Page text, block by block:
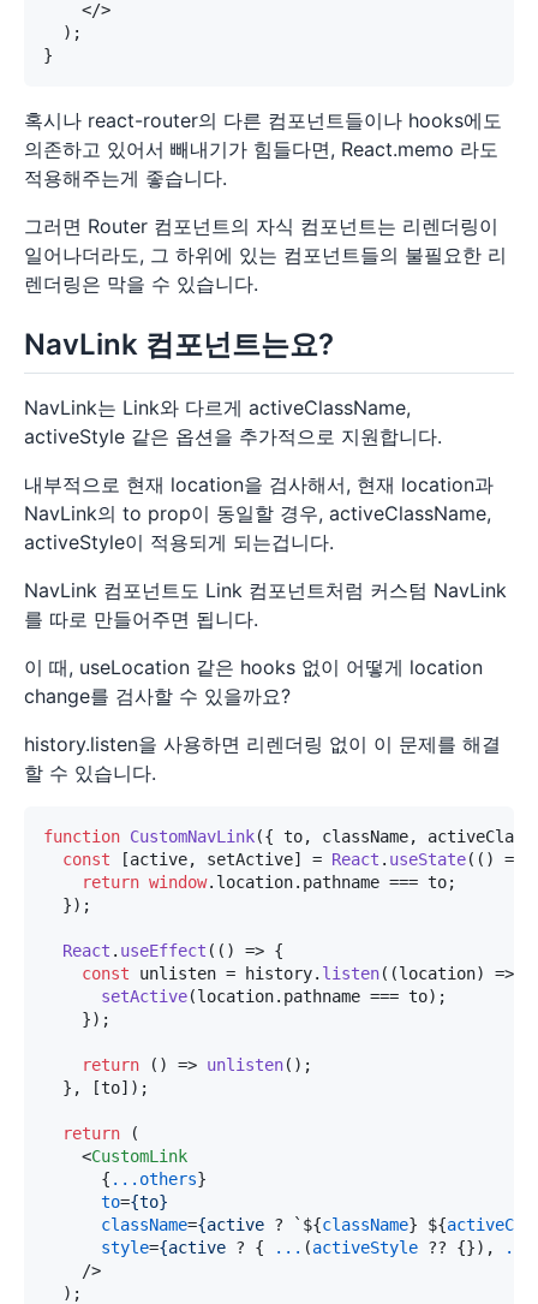
</>
  );
혹시나 react-router의 다른 컴포넌트들이나 hooks에도
의존하고 있어서 빼내기가 힘들다면, React.memo 라도
적용해주는게 좋습니다.
그러면 Router 컴포넌트의 자식 컴포넌트는 리렌더링이
일어나더라도, 그 하위에 있는 컴포넌트들의 불필요한 리
렌더링은 막을 수 있습니다.
NavLink 컴포넌트는요?
NavLink는 Link와 다르게 activeClassName,
activeStyle 같은 옵션을 추가적으로 지원합니다.
내부적으로 현재 location을 검사해서, 현재 location과
NavLink의 to prop이 동일할 경우, activeClassName,
activeStyle이 적용되게 되는겁니다.
NavLink 컴포넌트도 Link 컴포넌트처럼 커스텀 NavLink
를 따로 만들어주면 됩니다.
이 때, useLocation 같은 hooks 없이 어떻게 location
change를 검사할 수 있을까요?
history.listen을 사용하면 리렌더링 없이 이 문제를 해결
할 수 있습니다.
function CustomNavLink({ to, className,
const [active, setActive] = React . useState( () =>
return window. location. pathname === to;
  });
React . useEffect ( () => {
const unlisten = history. listen( (location) =>
setActive(location. pathname === to);
    });
return () => unlisten();
  }, [to]);
return (
<CustomLink
      {
...others}
to={to}
className={active ? `${className} ${
style={active ? { ... (activeStyle ?? {}),
    />
  );